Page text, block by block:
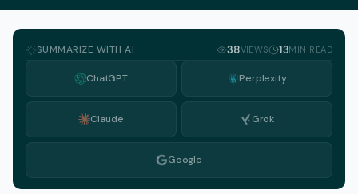
SUMMARIZE WITH AI 38VIEWS 13MIN READ
ChatGPT Perplexity
Claude Grok
Google